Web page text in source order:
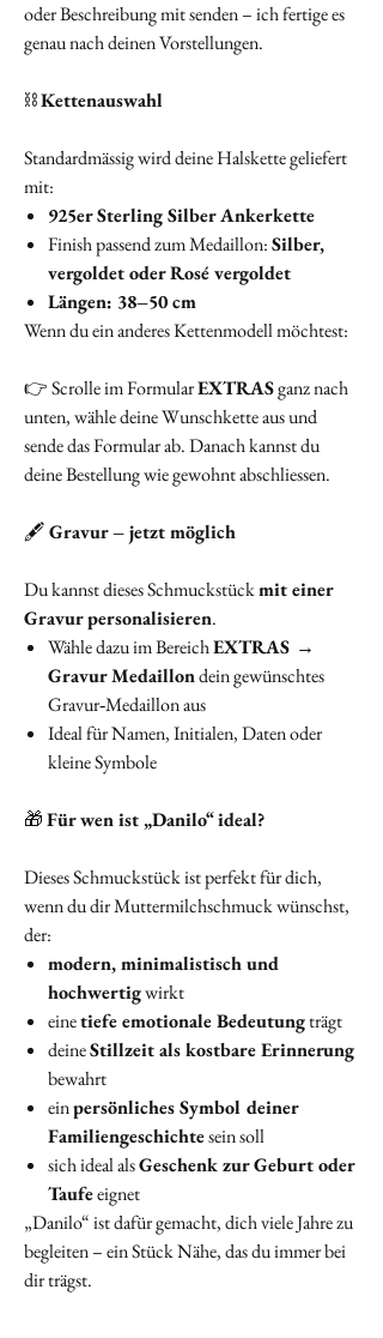
oder Beschreibung mit senden – ich fertige es
genau nach deinen Vorstellungen.
⛓️Kettenauswahl
Standardmässig wird deine Halskette geliefert
mit:
925er Sterling Silber Ankerkette
Finish passend zum Medaillon:Silber,
vergoldet oder Rosé vergoldet
Längen: 38–50 cm
Wenn du ein anderes Kettenmodell möchtest:
👉 Scrolle im FormularEXTRASganz nach
unten, wähle deine Wunschkette aus und
sende das Formular ab. Danach kannst du
deine Bestellung wie gewohnt abschliessen.
🖋️Gravur – jetzt möglich
Du kannst dieses Schmuckstückmit einer
Gravur personalisieren.
Wähle dazu im BereichEXTRAS →
Gravur Medaillondein gewünschtes
Gravur‑Medaillon aus
Ideal für Namen, Initialen, Daten oder
kleine Symbole
🎁Für wen ist „Danilo“ ideal?
Dieses Schmuckstück ist perfekt für dich,
wenn du dir Muttermilchschmuck wünschst,
der:
modern, minimalistisch und
hochwertigwirkt
einetiefe emotionale Bedeutungträgt
deineStillzeit als kostbare Erinnerung
bewahrt
einpersönliches Symbol deiner
Familiengeschichtesein soll
sich ideal alsGeschenk zur Geburt oder
Taufeeignet
„Danilo“ ist dafür gemacht, dich viele Jahre zu
begleiten – ein Stück Nähe, das du immer bei
dir trägst.